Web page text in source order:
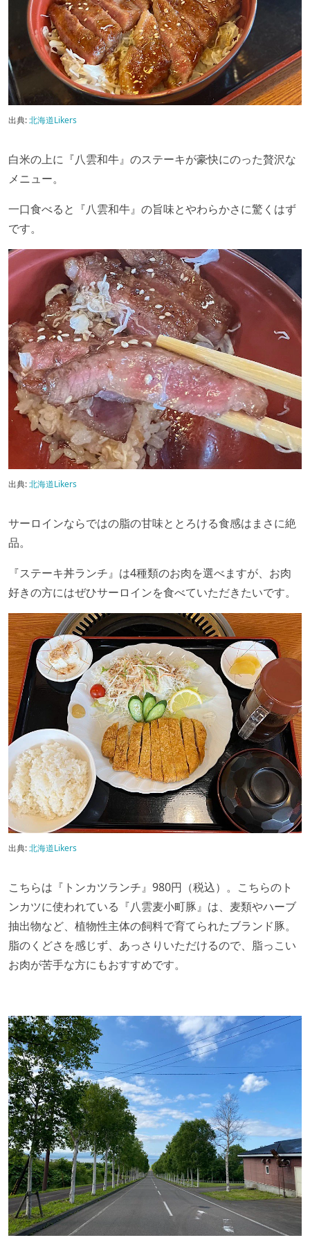
出典:北海道Likers
白米の上に『八雲和牛』のステーキが豪快にのった贅沢な
メニュー。
一口食べると『八雲和牛』の旨味とやわらかさに驚くはず
です。
出典:北海道Likers
サーロインならではの脂の甘味ととろける食感はまさに絶
品。
『ステーキ丼ランチ』は4種類のお肉を選べますが、お肉
好きの方にはぜひサーロインを食べていただきたいです。
出典:北海道Likers
こちらは『トンカツランチ』980円（税込）。こちらのト
ンカツに使われている『八雲麦小町豚』は、麦類やハーブ
抽出物など、植物性主体の飼料で育てられたブランド豚。
脂のくどさを感じず、あっさりいただけるので、脂っこい
お肉が苦手な方にもおすすめです。